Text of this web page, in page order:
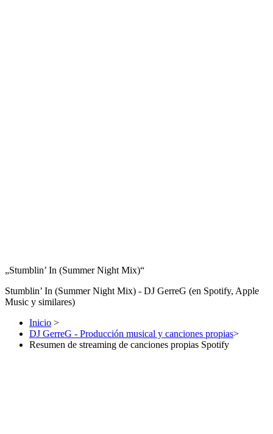
„Stumblin’ In (Summer Night Mix)“
Stumblin’ In (Summer Night Mix) - DJ GerreG (en Spotify, Apple
Music y similares)
Inicio >
DJ GerreG - Producción musical y canciones propias>
Resumen de streaming de canciones propias Spotify